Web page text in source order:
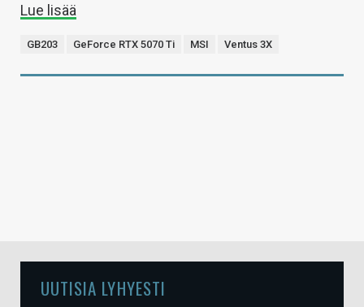
Lue lisää
GB203 GeForce RTX 5070 Ti MSI Ventus 3X
UUTISIA LYHYESTI